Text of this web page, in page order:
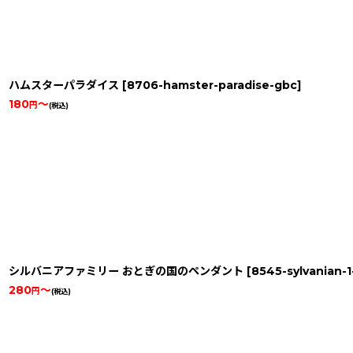
ハムスターパラダイス [8706-hamster-paradise-gbc]
180円～(税込)
シルバニアファミリー おとぎの国のペンダント [8545-sylvanian-
280円～(税込)